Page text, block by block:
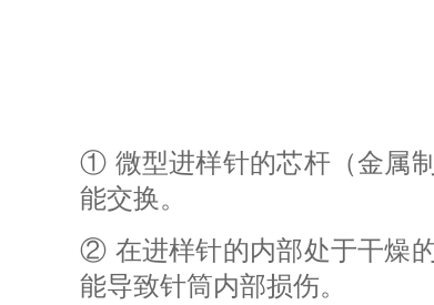
① 微型进样针的芯杆（金属
能交换。
② 在进样针的内部处于干燥
能导致针筒内部损伤。